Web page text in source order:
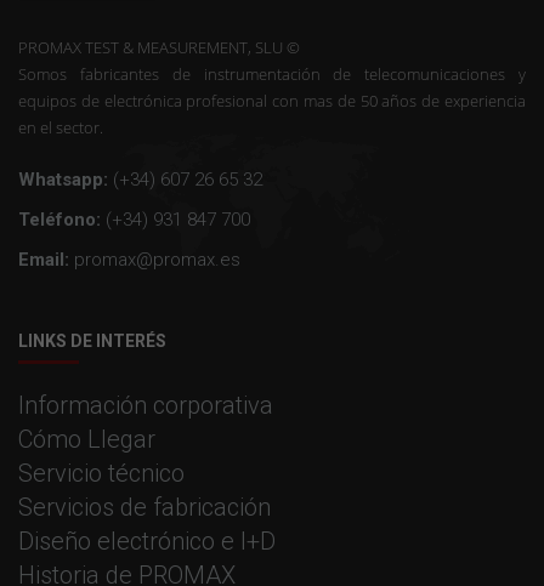
PROMAX TEST & MEASUREMENT, SLU ©
Somos fabricantes de instrumentación de telecomunicaciones y
equipos de electrónica profesional con mas de 50 años de experiencia
en el sector.
Whatsapp: (+34) 607 26 65 32
Teléfono: (+34) 931 847 700
Email: promax@promax.es
LINKS DE INTERÉS
Información corporativa
Cómo Llegar
Servicio técnico
Servicios de fabricación
Diseño electrónico e I+D
Historia de PROMAX